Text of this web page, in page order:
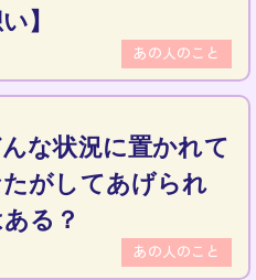
あの人のこと
】
あの人のこと
な状況に置かれて
がしてあげられ
る？